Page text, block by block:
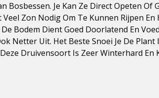
Bosbessen. Je Kan Ze Direct Opeten
Zon Nodig Om Te Kunnen Rijpen
Bodem Dient Goed Doorlatend En
Netter Uit. Het Beste Snoei Je De
Druivensoort Is Zeer Winterhard